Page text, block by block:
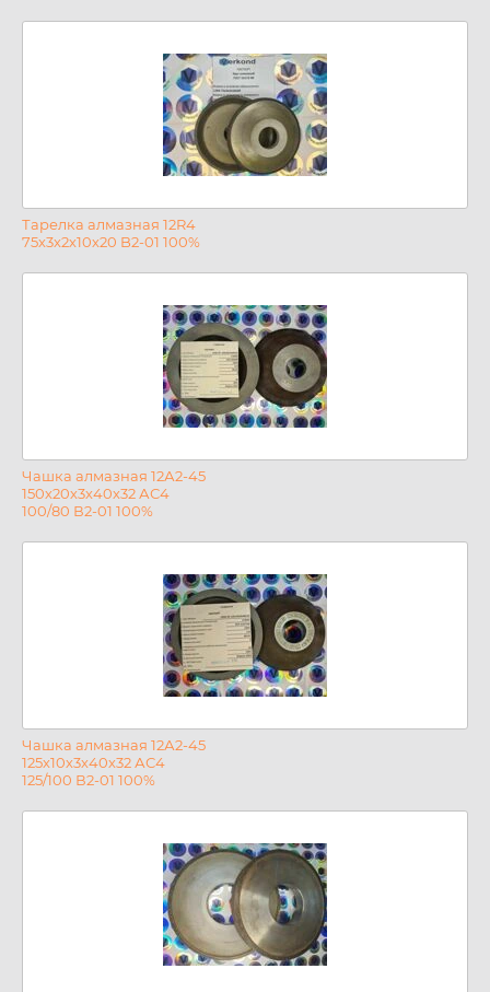
Тарелка алмазная 12R4
75х3х2х10х20 B2-01 100%
Чашка алмазная 12А2-45
150х20х3х40х32 АС4
100/80 В2-01 100%
Чашка алмазная 12А2-45
125х10х3х40х32 АС4
125/100 В2-01 100%